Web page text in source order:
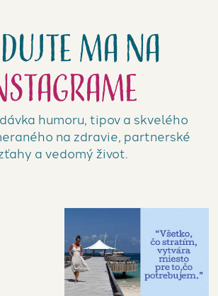
ma na
humoru, tipov a skvelého
na zdravie, partnerské
a vedomý život.